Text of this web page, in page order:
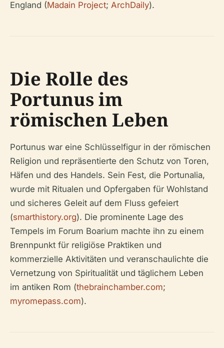
England (Madain Project; ArchDaily).
Die Rolle des
Portunus im
römischen Leben
Portunus war eine Schlüsselfigur in der römischen
Religion und repräsentierte den Schutz von Toren,
Häfen und des Handels. Sein Fest, die Portunalia,
wurde mit Ritualen und Opfergaben für Wohlstand
und sicheres Geleit auf dem Fluss gefeiert
(smarthistory.org). Die prominente Lage des
Tempels im Forum Boarium machte ihn zu einem
Brennpunkt für religiöse Praktiken und
kommerzielle Aktivitäten und veranschaulichte die
Vernetzung von Spiritualität und täglichem Leben
im antiken Rom (thebrainchamber.com;
myromepass.com).